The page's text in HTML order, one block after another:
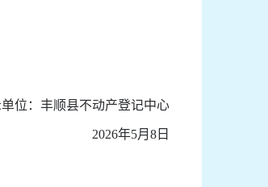
：丰顺县不动产登记中心
2026年5月 8 日